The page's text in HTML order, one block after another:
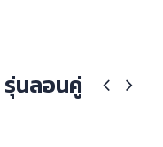
รุ่นลอนคู่